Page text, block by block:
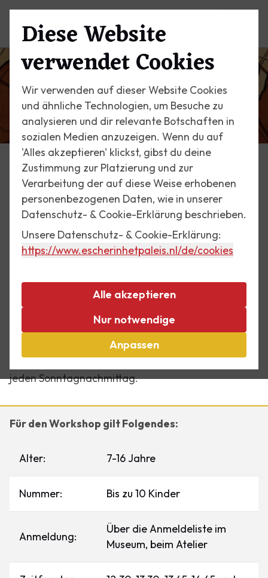
Diese Website
verwendet Cookies
Wir verwenden auf dieser Website Cookies
und ähnliche Technologien, um Besuche zu
analysieren und dir relevante Botschaften in
sozialen Medien anzuzeigen. Wenn du auf
'Alles akzeptieren' klickst, gibst du deine
Zustimmung zur Platzierung und zur
Verarbeitung der auf diese Weise erhobenen
personenbezogenen Daten, wie in unserer
Datenschutz- & Cookie-Erklärung beschrieben.
Unsere Datenschutz- & Cookie-Erklärung:
https://www.escherinhetpaleis.nl/de/cookies
Alle akzeptieren
Nur notwendige
Anpassen
Aktivitäten
Workshop für Kinder
Kinderworkshop
Linoldruck
Möchtest du selbst einmal Grafik erleben und
erfahren, was das Werk von M.C. Escher so
besonders macht? In unserem Linoldruck-Workshop
für Kinder kannst du selbst tätig werden und dein
jeden Sonntagnachmittag.
Für den Workshop gilt Folgendes:
Alter: 7-16 Jahre
Nummer: Bis zu 10 Kinder
Anmeldung:
Über die Anmeldeliste im
Museum, beim Atelier